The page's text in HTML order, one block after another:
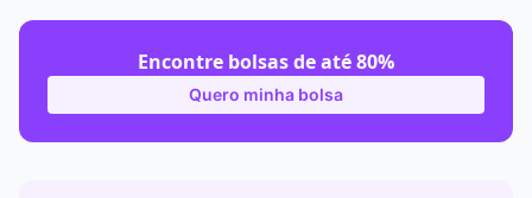
Encontre bolsas de até 80%
Quero minha bolsa